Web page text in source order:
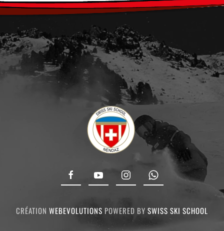
CRÉATION WEBEVOLUTIONS POWERED BY SWISS SKI SCHOOL